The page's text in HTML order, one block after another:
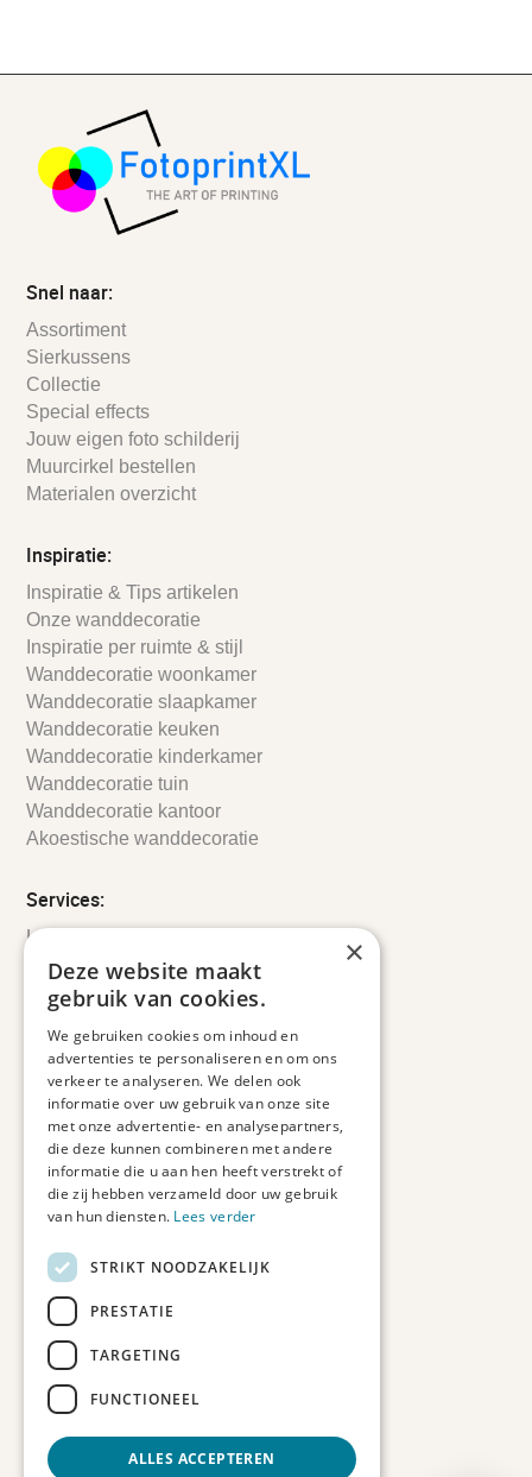
Snel naar:
Assortiment
Sierkussens
Collectie
Special effects
Jouw eigen foto schilderij
Muurcirkel bestellen
Materialen overzicht
Inspiratie:
Inspiratie & Tips artikelen
Onze wanddecoratie
Inspiratie per ruimte & stijl
Wanddecoratie woonkamer
Wanddecoratie slaapkamer
Wanddecoratie keuken
Wanddecoratie kinderkamer
Wanddecoratie tuin
Wanddecoratie kantoor
Akoestische wanddecoratie
Services:
Leveringsinformatie
Retourbeleid
Informatie
Veelgestelde vragen
Duurzaam ondernemen
Contact informatie
Etienne de Pinedaweg 34
3711 CH, Austerlitz
Nederland
info@fotoprintxl.nl
0343 78 58 00
KVK: 81960263
BTW: NL002708709B23
×
Deze website maakt
gebruik van cookies.
We gebruiken cookies om inhoud en
advertenties te personaliseren en om ons
verkeer te analyseren. We delen ook
informatie over uw gebruik van onze site
met onze advertentie- en analysepartners,
die deze kunnen combineren met andere
informatie die u aan hen heeft verstrekt of
die zij hebben verzameld door uw gebruik
van hun diensten. Lees verder
STRIKT NOODZAKELIJK
PRESTATIE
TARGETING
FUNCTIONEEL
ALLES ACCEPTEREN